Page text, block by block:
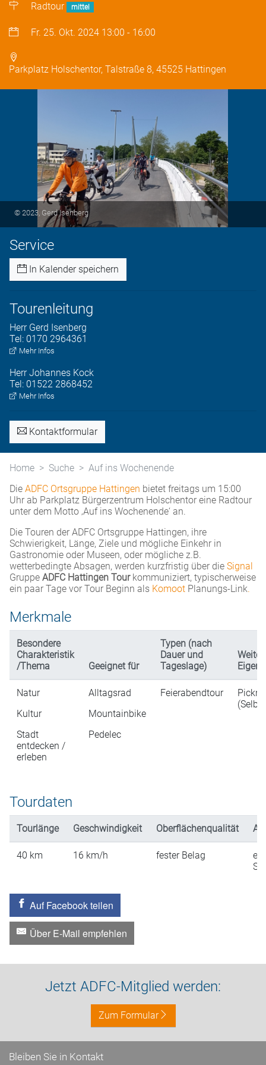
Radtour mittel
Fr. 25. Okt. 2024 13:00 - 16:00
Parkplatz Holschentor, Talstraße 8, 45525 Hattingen
© 2023, Gerd Isenberg
Service
In Kalender speichern
Tourenleitung
Herr Gerd Isenberg
Tel: 0170 2964361
Mehr Infos
Herr Johannes Kock
Tel: 01522 2868452
Mehr Infos
Kontaktformular
Home Suche
Auf ins Wochenende
Die ADFC Ortsgruppe Hattingen bietet freitags um 15:00
Uhr ab Parkplatz Bürgerzentrum Holschentor eine Radtour
unter dem Motto ‚Auf ins Wochenende‘ an.
Die Touren der ADFC Ortsgruppe Hattingen, ihre
Schwierigkeit, Länge, Ziele und mögliche Einkehr in
Gastronomie oder Museen, oder mögliche z.B.
wetterbedingte Absagen, werden kurzfristig über die Signal
Gruppe ADFC Hattingen Tourkommuniziert, typischerweise
ein paar Tage vor Tour Beginn als Komoot Planungs-Link.
Merkmale
Besondere
Charakteristik
/Thema
Geeignet für
Typen (nach
Dauer und
Tageslage)
Natur
Kultur
Stadt
entdecken /
erleben
Alltagsrad
Mountainbike
Pedelec
Feierabendtour
Tourdaten
Tourlänge Geschwindigkeit Oberflächenqualität
40 km 16 km/h fester Belag
Auf Facebook teilen
Über E-Mail empfehlen
Jetzt ADFC-Mitglied werden:
Zum Formular
Bleiben Sie in Kontakt